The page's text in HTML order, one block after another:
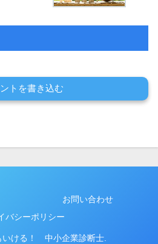
トを書き込む
お問い合わせ
バシーポリシー
いける！ 中小企業診断士.